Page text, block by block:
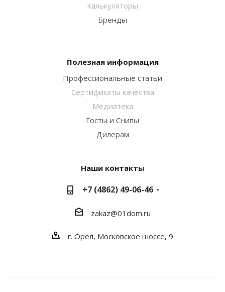
Калькуляторы
Бренды
Полезная информация
Профессиональные статьи
Сертификаты качества
Медиатека
Госты и Снипы
Дилерам
Наши контакты
+7 (4862) 49-06-46
zakaz@01dom.ru
г. Орел, Московское шоссе, 9